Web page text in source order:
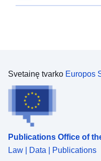
Svetainę tvarko Europos
Publications Office of
Law | Data | Publications